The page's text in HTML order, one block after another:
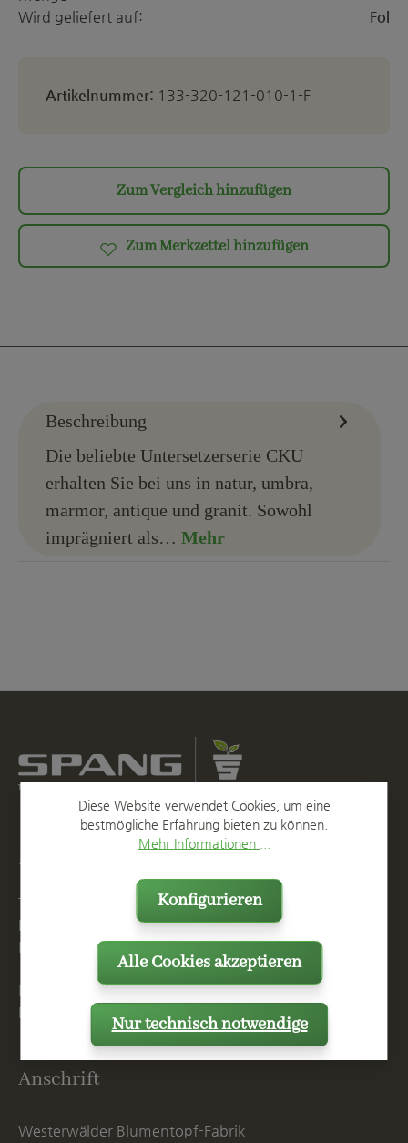
Wird geliefert auf:
Fol
Artikelnummer: 133-320-121-010-1-F
Zum Vergleich hinzufügen
Zum Merkzettel hinzufügen
Beschreibung
Die beliebte Untersetzerserie CKU
erhalten Sie bei uns in natur, umbra,
marmor, antique und granit. Sowohl
imprägniert als… Mehr
Kontakt
T
F
+49 2623 887 149
E
info@spang.de
Mo. - Do. 07:15 - 16:00 Uhr
Fr. bis 14:00 Uhr
Anschrift
Westerwälder Blumentopf-Fabrik
Diese Website verwendet Cookies, um eine
bestmögliche Erfahrung bieten zu können.
Mehr Informationen ...
Nur technisch notwendige
Konfigurieren
Alle Cookies akzeptieren